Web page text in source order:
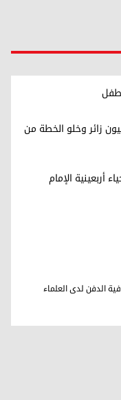
تعلن نجاح أكبر زيارة أربعينية: 22 مليون زائر وخلو الخطة من
أربعينية الإمام
الدفن لدى العلماء